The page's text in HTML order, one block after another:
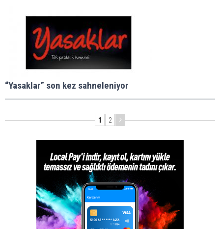
“Yasaklar” son kez sahneleniyor
1 2